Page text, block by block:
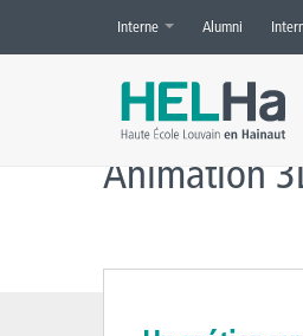
Interne Alumni
Accueil » Animation 3D et
Animation